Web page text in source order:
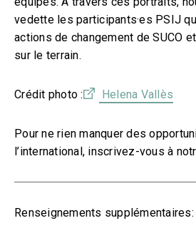
vedette les participants·es PSIJ
actions de changement de SUCO
sur le terrain.
Crédit photo : Helena Vallès
Pour ne rien manquer des
l’international, inscrivez-vous à
Renseignements supplémentaires: